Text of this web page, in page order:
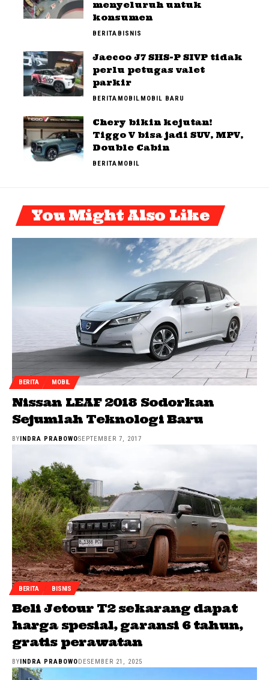
menyeluruh untuk
konsumen
BERITABISNIS
Jaecoo J7 SHS-P SIVP tidak
perlu petugas valet
parkir
BERITAMOBILMOBIL BARU
Chery bikin kejutan!
Tiggo V bisa jadi SUV, MPV,
Double Cabin
BERITAMOBIL
You Might Also Like
BERITA MOBIL
Nissan LEAF 2018 Sodorkan
Sejumlah Teknologi Baru
BYINDRA PRABOWOSEPTEMBER 7, 2017
BERITA BISNIS
Beli Jetour T2 sekarang dapat
harga spesial, garansi 6 tahun,
gratis perawatan
BY INDRA PRABOWO DESEMBER 21, 2025